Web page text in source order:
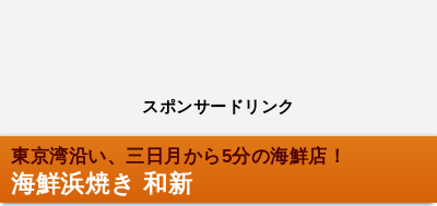
スポンサードリンク
東京湾沿い、三日月から5分の海鮮店！
海鮮浜焼き 和新